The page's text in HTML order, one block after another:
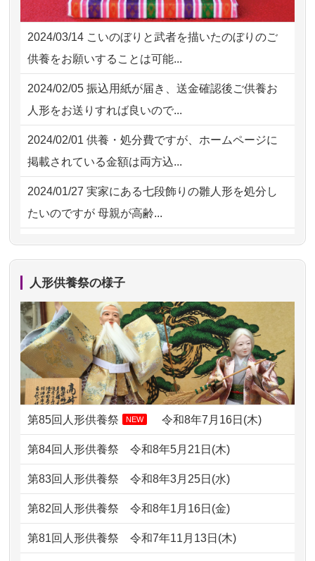
2026/08/01 17:10 東京都の方からお申込み
2026/08/01 11:07 さいたの方からお申込み
2026/07/31 17:28 栃木県の方からお申込み
も丁寧に説...
2026/07/18 つい先日も利用させていただきまし
た。 手続...
2026/07/18 大切にしていたお人形をきちんと供養
してくださ...
2026/07/15 子供の頃から可愛がってきた七段飾り
の雛人形で...
2026/07/15 お客様の声を読み、丁寧に供養してい
ただけそう...
2026/07/11思い出のある人形達を、ちゃんと供養
したく、花...
2026/07/10家から近かったので。
2026/07/08誰も住んでいない実家の片付けを始め
ました。 ...
2026/07/069年間自由が丘店を見守ってくれてあり
がとう。
2026/07/05 しっかりとお人形たちの供養をしてい
ただけると...
2026/06/30長年大事にしてきた雛人形です、供養
2024/03/14 こいのぼりと武者を描いたのぼりのご
供養をお願いすることは可能...
2024/02/05 振込用紙が届き、送金確認後ご供養お
人形をお送りすれば良いので...
2024/02/01 供養・処分費ですが、ホームページに
掲載されている金額は両方込...
2024/01/27 実家にある七段飾りの雛人形を処分し
たいのですが 母親が高齢...
2024/01/13剥製の供養・処分をお願いできます
ですが？
2024/01/13お雛様のセットを供養・処分したいの
ですが、お雛様とお内裏様だ...
2024/01/13供養申込みの後、供養祭までお人形は
どうなってるのですか？
2024/01/13会社のようですが、きちんと供養して
人形供養祭の様子
第85回人形供養祭 NEW 令和8年7月16日(木)
第84回人形供養祭令和8年5月21日(木)
第83回人形供養祭令和8年3月25日(水)
第82回人形供養祭令和8年1月16日(金)
第81回人形供養祭令和7年11月13日(木)